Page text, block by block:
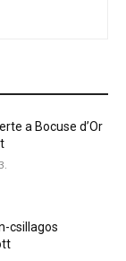
a Bocuse d’Or
csillagos